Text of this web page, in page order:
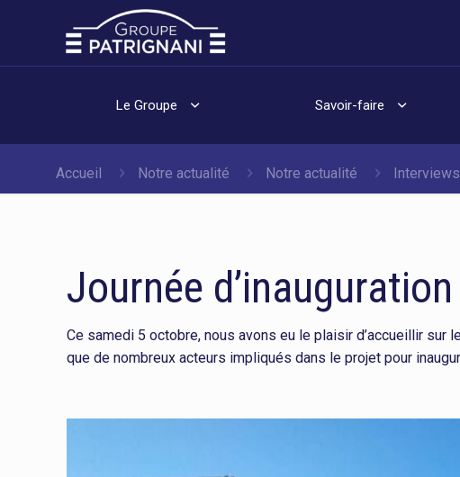
Le Groupe Savoir-faire
Accueil Notre actualité Notre actualité Interviews
Journée
Ce samedi 5 octobre, nous avons eu le plaisir d’accueillir
que de nombreux acteurs impliqués dans le projet pour